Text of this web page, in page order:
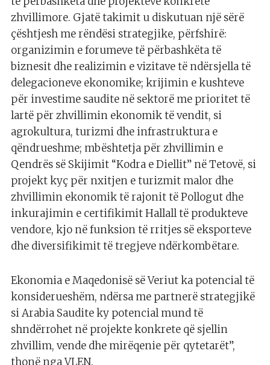
zhvillimore. Gjatë takimit u diskutuan një sërë
çështjesh me rëndësi strategjike, përfshirë:
organizimin e forumeve të përbashkëta të
biznesit dhe realizimin e vizitave të ndërsjella të
delegacioneve ekonomike; krijimin e kushteve
për investime saudite në sektorë me prioritet të
lartë për zhvillimin ekonomik të vendit, si
agrokultura, turizmi dhe infrastruktura e
qëndrueshme; mbështetja për zhvillimin e
Qendrës së Skijimit “Kodra e Diellit” në Tetovë, si
projekt kyç për nxitjen e turizmit malor dhe
zhvillimin ekonomik të rajonit të Pollogut dhe
inkurajimin e certifikimit Hallall të produkteve
vendore, kjo në funksion të rritjes së eksporteve
dhe diversifikimit të tregjeve ndërkombëtare.
Ekonomia e Maqedonisë së Veriut ka potencial të
konsiderueshëm, ndërsa me partnerë strategjikë
si Arabia Saudite ky potencial mund të
shndërrohet në projekte konkrete që sjellin
zhvillim, vende dhe mirëqenie për qytetarët”,
thonë nga VLEN.